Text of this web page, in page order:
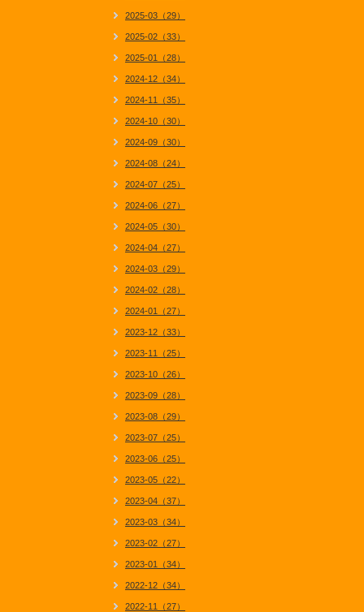
2025-03（29）
2025-02（33）
2025-01（28）
2024-12（34）
2024-11（35）
2024-10（30）
2024-09（30）
2024-08（24）
2024-07（25）
2024-06（27）
2024-05（30）
2024-04（27）
2024-03（29）
2024-02（28）
2024-01（27）
2023-12（33）
2023-11（25）
2023-10（26）
2023-09（28）
2023-08（29）
2023-07（25）
2023-06（25）
2023-05（22）
2023-04（37）
2023-03（34）
2023-02（27）
2023-01（34）
2022-12（34）
2022-11（27）